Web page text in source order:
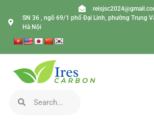
SN 36 , ngõ 69/1 phố Đại Linh, phường Trung
Hà Nội